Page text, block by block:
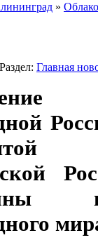
»
Главная